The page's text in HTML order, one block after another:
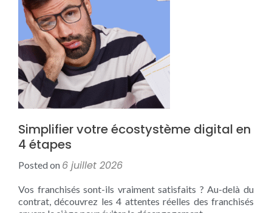
Simplifier votre écostystème digital en
4 étapes
Posted on 6 juillet 2026
Vos franchisés sont-ils vraiment satisfaits ? Au-delà du
contrat, découvrez les 4 attentes réelles des franchisés